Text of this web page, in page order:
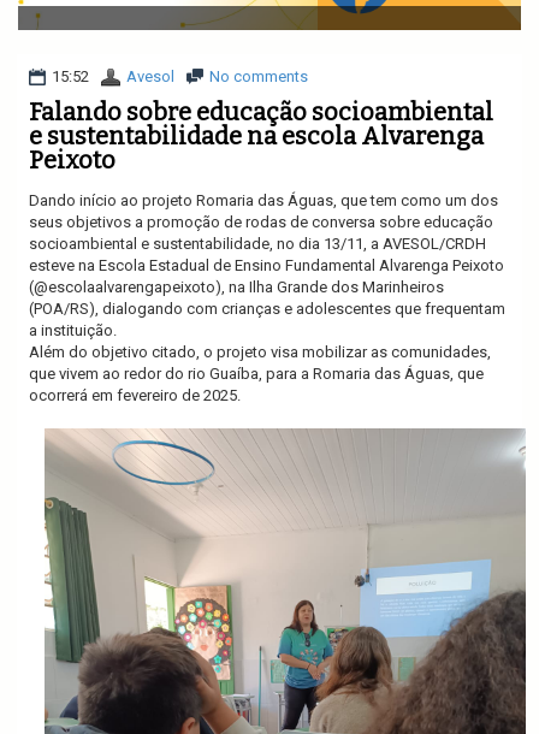
v
i
a
i
o
15:52 Avesol No comments
Falando sobre educação socioambiental
e sustentabilidade na escola Alvarenga
Peixoto
Dando início ao projeto Romaria das Águas, que tem como um dos
seus objetivos a promoção de rodas de conversa sobre educação
socioambiental e sustentabilidade, no dia 13/11, a AVESOL/CRDH
esteve na Escola Estadual de Ensino Fundamental Alvarenga Peixoto
(@escolaalvarengapeixoto), na Ilha Grande dos Marinheiros
(POA/RS), dialogando com crianças e adolescentes que frequentam
a instituição.
Além do objetivo citado, o projeto visa mobilizar as comunidades,
que vivem ao redor do rio Guaíba, para a Romaria das Águas, que
ocorrerá em fevereiro de 2025.